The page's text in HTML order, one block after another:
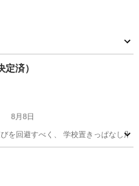
ーモニカ
済）
8月8日
を回避すべく、 学校置きっぱなし
ー